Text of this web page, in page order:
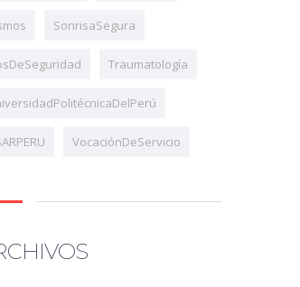
SonrisaSegura
Traumatología
VocaciónDeServicio